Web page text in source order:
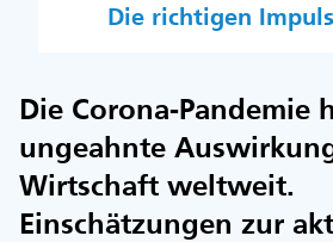
Die richtigen
Die Corona-Pandemie
ungeahnte
Wirtschaft weltweit.
Einschätzungen zur